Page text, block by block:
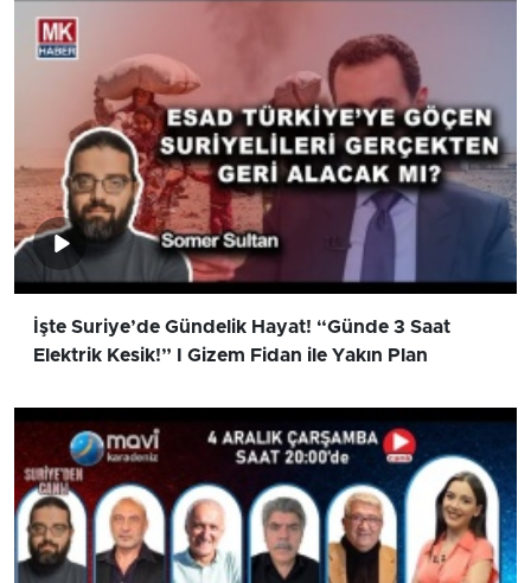
İşte Suriye’de Gündelik Hayat! “Günde 3 Saat
Elektrik Kesik!” I Gizem Fidan ile Yakın Plan